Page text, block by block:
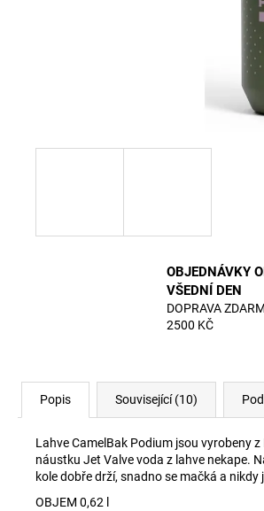
OBJEDNÁVKY
VŠEDNÍ DEN
DOPRAVA
2500 KČ
Popis Související (10)
Lahve CamelBak Podium jsou vyrobeny
náustku Jet Valve voda z lahve nekape.
kole dobře drží, snadno se mačká a
OBJEM 0,62 l